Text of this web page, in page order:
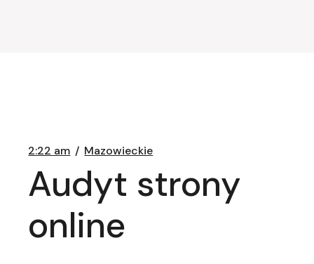
2:22 am Mazowieckie
Audyt strony
online